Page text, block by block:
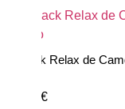
Snack Relax de
€